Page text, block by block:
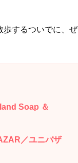
歩するついでに、ぜ
Soap ＆
／ユニバザ